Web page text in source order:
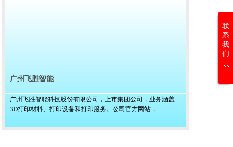
广州飞胜智能
广州飞胜智能科技股份有限公司，上市集团公司，业务涵盖
3D打印材料、打印设备和打印服务。公司官方网站，...
联
系
我
们